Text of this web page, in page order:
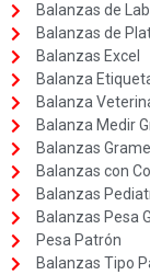
Balanzas de
Balanzas de
Balanzas Excel
Balanza
Balanza
Balanza Medir
Balanzas
Balanzas con
Balanzas
Balanzas Pesa
Pesa Patrón
Balanzas Tipo